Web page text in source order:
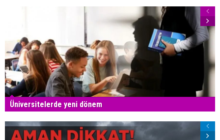
Üniversitelerde yeni dönem